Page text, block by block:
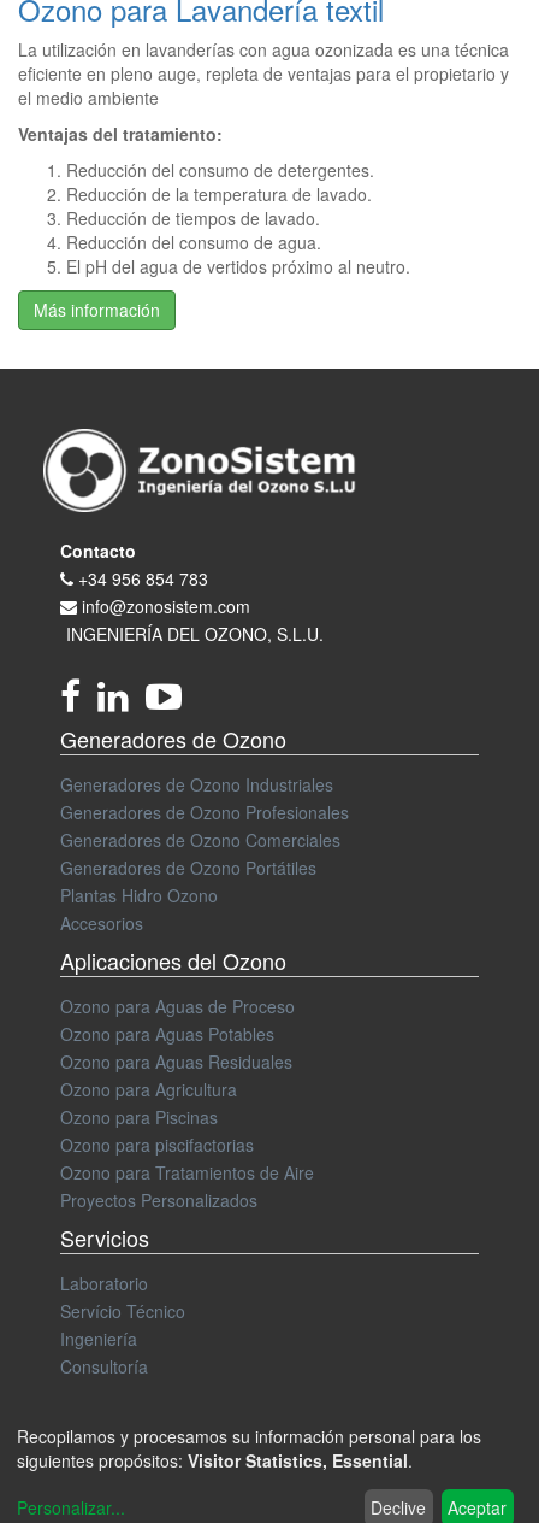
Ozono para Lavandería textil
La utilización en lavanderías con agua ozonizada es una técnica
eficiente en pleno auge, repleta de ventajas para el propietario y
el medio ambiente
Ventajas del tratamiento:
Reducción del consumo de detergentes.
Reducción de la temperatura de lavado.
Reducción de tiempos de lavado.
Reducción del consumo de agua.
El pH del agua de vertidos próximo al neutro.
Más información
Contacto
+34 956 854 783
info@zonosistem.com
INGENIERÍA DEL OZONO, S.L.U.
Generadores de Ozono
Generadores de Ozono Industriales
Generadores de Ozono Profesionales
Generadores de Ozono Comerciales
Generadores de Ozono Portátiles
Plantas Hidro Ozono
Accesorios
Aplicaciones del Ozono
Ozono para Aguas de Proceso
Ozono para Aguas Potables
Ozono para Aguas Residuales
Ozono para Agricultura
Ozono para Piscinas
Ozono para piscifactorias
Ozono para Tratamientos de Aire
Proyectos Personalizados
Servicios
Laboratorio
Servício Técnico
Ingeniería
Consultoría
Política de Cookies
Copyright ® Zonosistem Ingeniería del Ozono S.L.U.
Recopilamos y procesamos su información personal para los
siguientes propósitos: Visitor Statistics, Essential.
Personalizar... Declive Aceptar